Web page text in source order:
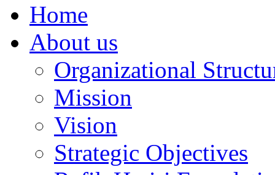
Home
About us
Organizational
Mission
Vision
Strategic Objectives